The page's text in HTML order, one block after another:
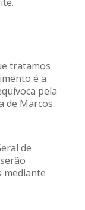
tratamos
é a
pela
de Marcos
de
mediante